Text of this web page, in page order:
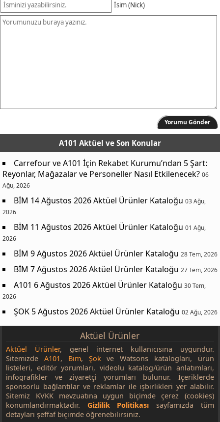
İsim (Nick)
Yorumu Gönder
A101 Aktüel ve Son Konular
Carrefour ve A101 İçin Rekabet Kurumu’ndan 5 Şart:
Reyonlar, Mağazalar ve Personeller Nasıl Etkilenecek? 06
Ağu, 2026
BİM 14 Ağustos 2026 Aktüel Ürünler Kataloğu 03 Ağu,
2026
BİM 11 Ağustos 2026 Aktüel Ürünler Kataloğu 01 Ağu,
2026
BİM 9 Ağustos 2026 Aktüel Ürünler Kataloğu 28 Tem, 2026
BİM 7 Ağustos 2026 Aktüel Ürünler Kataloğu 27 Tem, 2026
A101 6 Ağustos 2026 Aktüel Ürünler Kataloğu 30 Tem,
2026
ŞOK 5 Ağustos 2026 Aktüel Ürünler Kataloğu 02 Ağu, 2026
Aktüel Ürünler
Aktüel Ürünler, genel internet kullanıcısına uygundur.
SitemizdeA101, Bim, Şokve Watsons katalogları, ürün
listeleri, editör yorumları, videolu katalog/ürün anlatımları,
infografikler ve ziyaretçi yorumları bulunur. İçeriklerde
sponsorlu bağlantılar ve reklamlar ile işbirlikleri yer alabilir.
Sitemiz KVKK mevzuatına uygun biçimde çerez (cookies)
konumlandırmaktadır. Gizlilik Politikası sayfamızda tüm
detayları şeffaf biçimde öğrenebilirsiniz.